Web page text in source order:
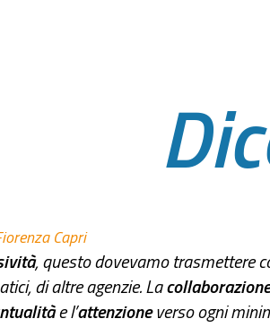
Capri
, questo dovevamo trasmettere
di altre agenzie. Lacollaborazione
e l’attenzioneverso ogni